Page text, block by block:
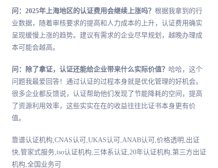
问：2025年上海地区的认证费用会继续上涨吗？ 根据我拿到的行
业数据，随着审核要求的提高和人力成本的上升，认证费用确实
呈现缓慢上涨的趋势。建议有需求的企业尽早规划，越晚办理成
本可能会越高。
问：除了拿证，认证还能给企业带来什么实际价值？ 哈哈，这个
问题我最爱回答！通过认证的过程本身就是优化管理的好机会。
很多企业都反馈说，认证帮助他们发现了节能降耗的空间，提高
了资源利用效率，这些实实在在的收益往往比证书本身更有价
值。
靠谱认证机构,CNAS认可,UKAS认可,ANAB认可,价格透明,出证
快,管家式服务,iso认证机构,三体系认证,20年认证机构,第三方出证
机构,全国业务可